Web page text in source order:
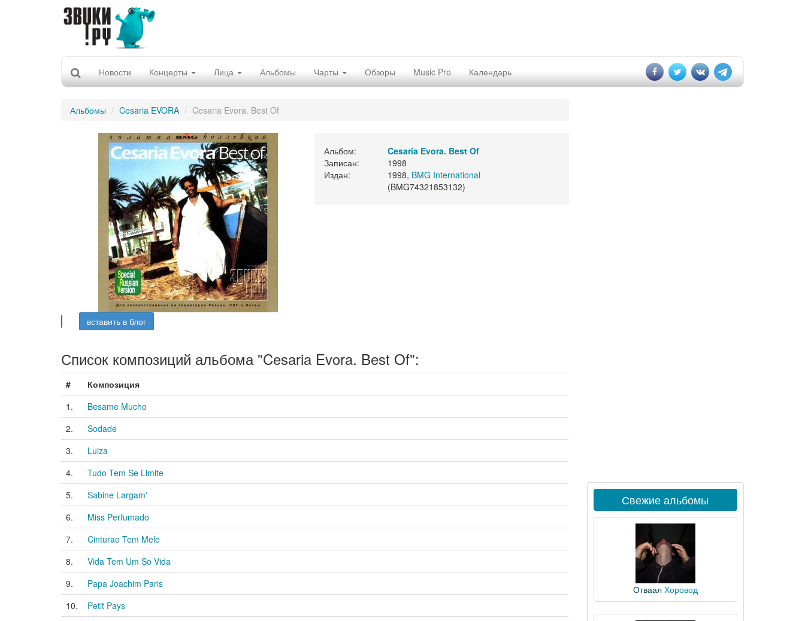
Новости Концерты Лица Альбомы Чарты Обзоры Music Pro Календарь
Альбомы Cesaria EVORA Cesaria Evora. Best Of
Альбом:
Cesaria Evora. Best Of
Записан:
1998
Издан:
1998, BMG International
(BMG74321853132)
вставить в блог
Список композиций альбома "Cesaria Evora. Best Of":
#
Композиция
1.
Besame Mucho
2.
Sodade
3.
Luiza
4.
Tudo Tem Se Limite
5.
Sabine Largam'
6.
Miss Perfumado
7.
Cinturao Tem Mele
8.
Vida Tem Um So Vida
9.
Papa Joachim Paris
10.
Petit Pays
Свежие альбомы
Отваал Хоровод